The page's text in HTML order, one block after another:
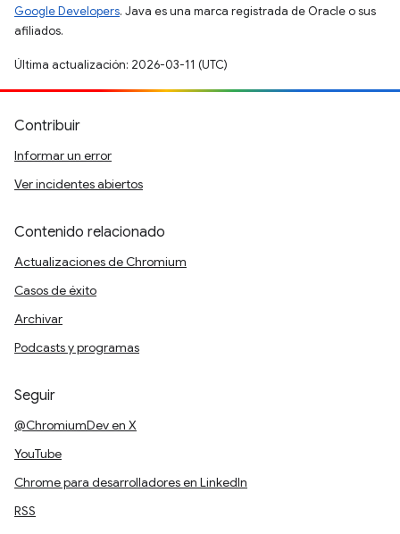
Google Developers. Java es una marca registrada de Oracle o sus
afiliados.
Última actualización: 2026-03-11 (UTC)
Contribuir
Informar un error
Ver incidentes abiertos
Contenido relacionado
Actualizaciones de Chromium
Casos de éxito
Archivar
Podcasts y programas
Seguir
@ChromiumDev en X
YouTube
Chrome para desarrolladores en LinkedIn
RSS